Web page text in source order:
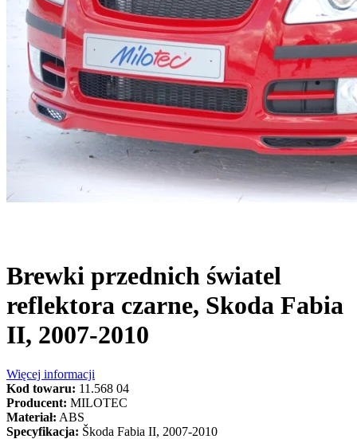
Brewki przednich światel
reflektora czarne, Skoda Fabia
II, 2007-2010
Więcej informacji
Kod towaru: 11.568 04
Producent: MILOTEC
Materiał: ABS
Specyfikacja: Škoda Fabia II, 2007-2010